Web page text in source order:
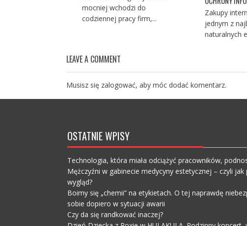
mocniej wchodzi do
codziennej pracy firm,...
Zakupy
jednym z
naturalnych
LEAVE A COMMENT
Musisz się zalogować, aby móc dodać komentarz.
OSTATNIE WPISY
Technologia, która miała odciążyć pracowników,
Mężczyźni w gabinecie medycyny estetycznej – czyli
wygląd?
Boimy się „chemii” na etykietach. O tej naprawdę
sobie dopiero w sytuacji awarii
Czy da się randkować inaczej?